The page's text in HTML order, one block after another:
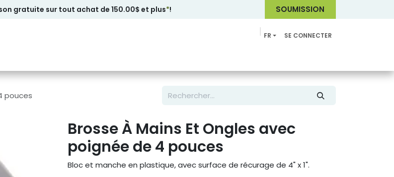
gratuite sur tout achat de 150.00$ et plus*! SOUMISSION
FR SE CONNECTER
pouces
Brosse À Mains Et Ongles avec
poignée de 4 pouces
Bloc et manche en plastique, avec surface de récurage de 4" x 1".